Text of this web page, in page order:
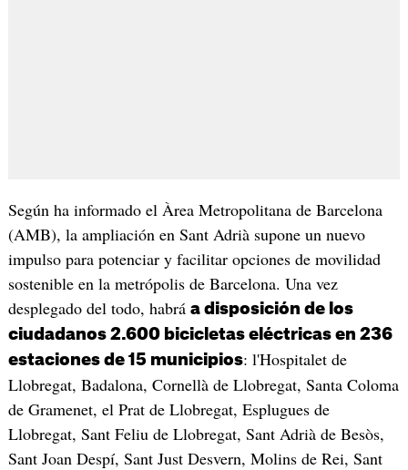
Según ha informado el Àrea Metropolitana de Barcelona
(AMB), la ampliación en Sant Adrià supone un nuevo
impulso para potenciar y facilitar opciones de movilidad
sostenible en la metrópolis de Barcelona. Una vez
desplegado del todo, habrá a disposición de los
ciudadanos 2.600 bicicletas eléctricas en 236
estaciones de 15 municipios: l'Hospitalet de
Llobregat, Badalona, Cornellà de Llobregat, Santa Coloma
de Gramenet, el Prat de Llobregat, Esplugues de
Llobregat, Sant Feliu de Llobregat, Sant Adrià de Besòs,
Sant Joan Despí, Sant Just Desvern, Molins de Rei, Sant